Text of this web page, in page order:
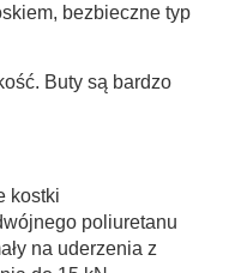
bezbieczne typ
Buty są bardzo
kostki
poliuretanu
na uderzenia z